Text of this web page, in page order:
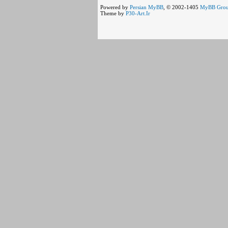
Powered by Persian MyBB , © 2002-1405 MyBB
Theme by P30-Art.Ir